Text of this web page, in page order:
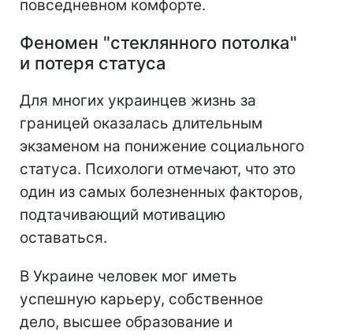
повседневном комфорте.
Феномен "стеклянного потолка"
и потеря статуса
Для многих украинцев жизнь за
границей оказалась длительным
экзаменом на понижение социального
статуса. Психологи отмечают, что это
один из самых болезненных факторов,
подтачивающий мотивацию
оставаться.
В Украине человек мог иметь
успешную карьеру, собственное
дело, высшее образование и